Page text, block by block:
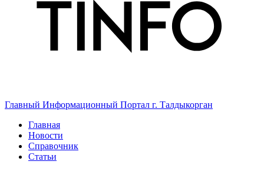
Главный Информационный Портал г. Талдыкорган
Главная
Новости
Справочник
Статьи